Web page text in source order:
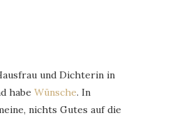
und Dichterin in
habeWünsche. In
nichts Gutes auf die